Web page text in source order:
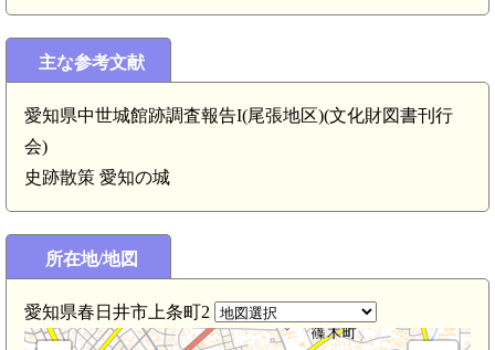
主な参考文献
愛知県中世城館跡調査報告I(尾張地区)(文化財図書刊行
会)
史跡散策 愛知の城
所在地/地図
愛知県春日井市上条町2